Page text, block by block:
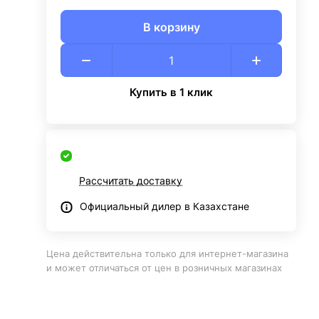
В корзину
Купить в 1 клик
Рассчитать доставку
Официальный дилер в Казахстане
Цена действительна только для интернет-магазина
и может отличаться от цен в розничных магазинах